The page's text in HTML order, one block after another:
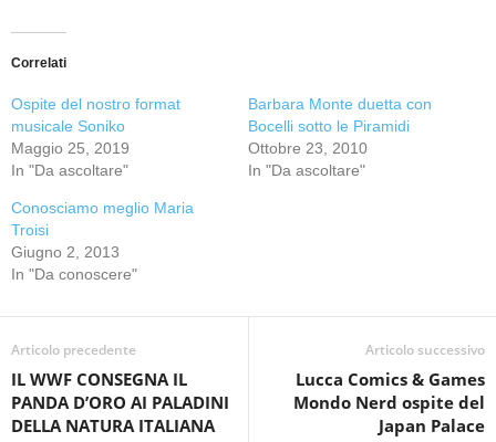
Correlati
Ospite del nostro format
musicale Soniko
Maggio 25, 2019
In "Da ascoltare"
Barbara Monte duetta con
Bocelli sotto le Piramidi
Ottobre 23, 2010
In "Da ascoltare"
Conosciamo meglio Maria
Troisi
Giugno 2, 2013
In "Da conoscere"
Articolo precedente
IL WWF CONSEGNA IL
PANDA D’ORO AI PALADINI
DELLA NATURA ITALIANA
Articolo successivo
Lucca Comics & Games
Mondo Nerd ospite del
Japan Palace